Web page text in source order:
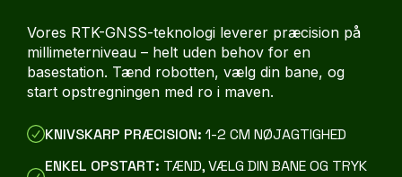
Vores RTK-GNSS-teknologi leverer præcision på
millimeterniveau – helt uden behov for en
basestation. Tænd robotten, vælg din bane, og
start opstregningen med ro i maven.
KNIVSKARP PRÆCISION: 1-2 CM NØJAGTIGHED
ENKEL OPSTART: TÆND, VÆLG DIN BANE OG TRYK